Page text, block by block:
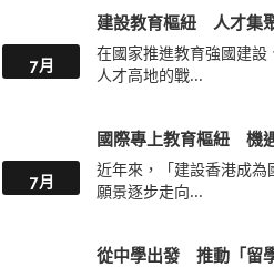
7月
建設教育樞紐 人才集
在國家推進教育強國建
人才高地的戰...
7月
國際專上教育樞紐 機
近年來，「建設香港成
願景逐步走向...
從中學出發 推動「留